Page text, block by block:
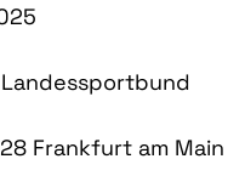
Frankfurt am Main